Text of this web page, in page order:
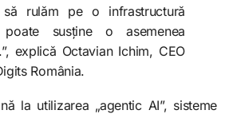
să rulăm pe o infrastructură
susține o asemenea
explică Octavian Ichim, CEO
România.
la utilizarea „agentic AI”, sisteme